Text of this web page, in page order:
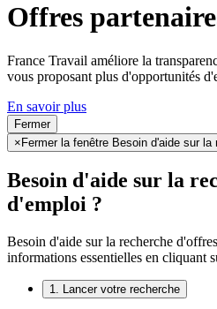
Offres
France Travail améliore la
vous proposant plus d'opportunités
En savoir plus
Fermer
×Fermer la fenêtre Besoin d'aide sur
Besoin d'aide sur la
d'emploi ?
Besoin d'aide sur la recherche
informations essentielles en cliquant
1. Lancer votre recherche